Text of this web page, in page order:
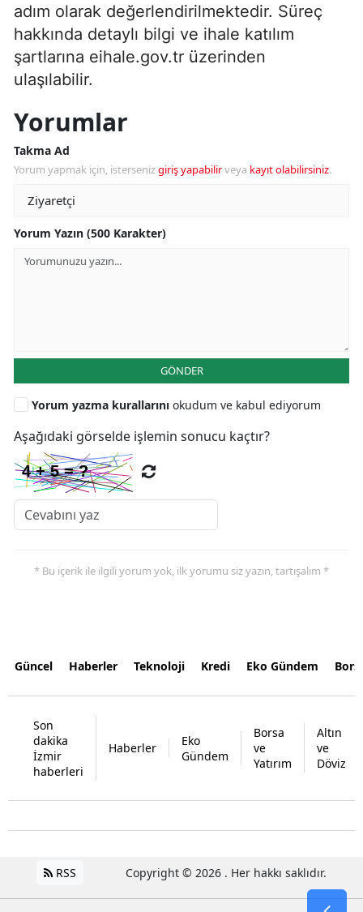
adım olarak değerlendirilmektedir. Süreç
hakkında detaylı bilgi ve ihale katılım
şartlarına eihale.gov.tr üzerinden
ulaşılabilir.
Yorumlar
Takma Ad
Yorum yapmak için, istersenizgiriş yapabilirveya kayıt olabilirsiniz.
Yorum Yazın (500 Karakter)
GÖNDER
Yorum yazma kurallarını okudum ve kabul ediyorum
Aşağıdaki görselde işlemin sonucu kaçtır?
* Bu içerik ile ilgili yorum yok, ilk yorumu siz yazın, tartışalım *
Güncel Haberler Teknoloji Kredi Eko Gündem
Son
dakika
İzmir
haberleri
Haberler
Eko
Gündem
Borsa
ve
Yatırım
Altın
ve
Döviz
RSS Copyright © 2026 . Her hakkı saklıdır.